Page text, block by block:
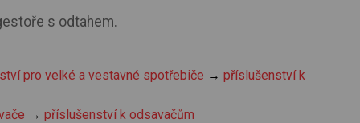
s odtahem.
pro velké a vestavné spotřebiče →příslušenství k
→příslušenství k odsavačům